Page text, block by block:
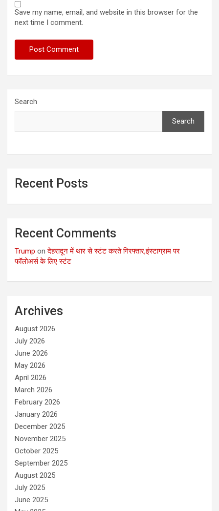
Save my name, email, and website in this browser for the
next time I comment.
Search
Search
Recent Posts
Recent Comments
Trump onदेहरादून में थार से स्टंट करते गिरफ्तार,इंस्टाग्राम पर
फॉलोअर्स के लिए स्टंट
Archives
August 2026
July 2026
June 2026
May 2026
April 2026
March 2026
February 2026
January 2026
December 2025
November 2025
October 2025
September 2025
August 2025
July 2025
June 2025